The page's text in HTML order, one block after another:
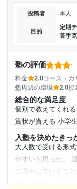
もともと中学受
に合格できたた
第一志望校：合格
通年
1日あたりの授業
1時間～2時間未満
月額料金
30,001円〜
コース・カリキュ
可もなく不可もな
た中学とのレベル
丁寧で比較的わか
スして受講できる
印象は持たなかった
塾内の環境
授業を受けやすい
もので、グラ付き
屋からすぐ近くに
塾周辺の環境
教室内はとても静
また、内装も清潔
投稿者 本人
目的
定期
苦手
塾の評価
料金 2.0コース・カ
塾周辺の環境
2.0授
総合的な満足度
個別で教えてくれ
賞状が貰える 小学
入塾を決めたきっ
大人数で受ける形
やすいと思った。
に増やしていくこと